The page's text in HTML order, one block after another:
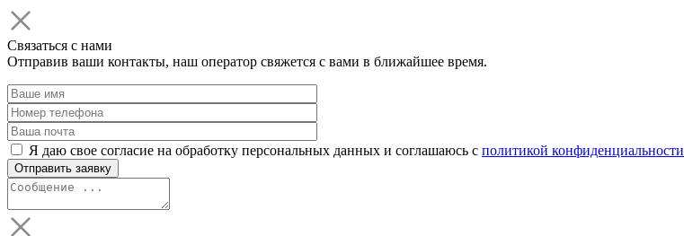
Связаться с нами
Отправив ваши контакты, наш оператор свяжется с вами в ближайшее время.
Я даю свое согласие на обработку персональных данных и соглашаюсь с политикой конфиденциальности